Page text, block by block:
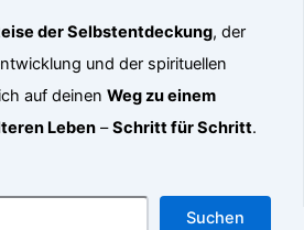
der Selbstentdeckung, der
und der spirituellen
auf deinenWeg zu einem
Leben –Schritt für Schritt.
Suchen